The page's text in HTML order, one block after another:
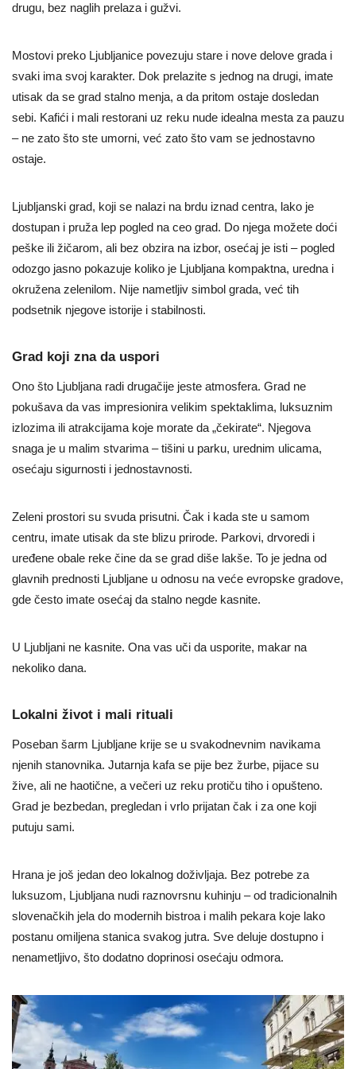
drugu, bez naglih prelaza i gužvi.
Mostovi preko Ljubljanice povezuju stare i nove delove grada i
svaki ima svoj karakter. Dok prelazite s jednog na drugi, imate
utisak da se grad stalno menja, a da pritom ostaje dosledan
sebi. Kafići i mali restorani uz reku nude idealna mesta za pauzu
– ne zato što ste umorni, već zato što vam se jednostavno
ostaje.
Ljubljanski grad, koji se nalazi na brdu iznad centra, lako je
dostupan i pruža lep pogled na ceo grad. Do njega možete doći
peške ili žičarom, ali bez obzira na izbor, osećaj je isti – pogled
odozgo jasno pokazuje koliko je Ljubljana kompaktna, uredna i
okružena zelenilom. Nije nametljiv simbol grada, već tih
podsetnik njegove istorije i stabilnosti.
Grad koji zna da uspori
Ono što Ljubljana radi drugačije jeste atmosfera. Grad ne
pokušava da vas impresionira velikim spektaklima, luksuznim
izlozima ili atrakcijama koje morate da „čekirate“. Njegova
snaga je u malim stvarima – tišini u parku, urednim ulicama,
osećaju sigurnosti i jednostavnosti.
Zeleni prostori su svuda prisutni. Čak i kada ste u samom
centru, imate utisak da ste blizu prirode. Parkovi, drvoredi i
uređene obale reke čine da se grad diše lakše. To je jedna od
glavnih prednosti Ljubljane u odnosu na veće evropske gradove,
gde često imate osećaj da stalno negde kasnite.
U Ljubljani ne kasnite. Ona vas uči da usporite, makar na
nekoliko dana.
Lokalni život i mali rituali
Poseban šarm Ljubljane krije se u svakodnevnim navikama
njenih stanovnika. Jutarnja kafa se pije bez žurbe, pijace su
žive, ali ne haotične, a večeri uz reku protiču tiho i opušteno.
Grad je bezbedan, pregledan i vrlo prijatan čak i za one koji
putuju sami.
Hrana je još jedan deo lokalnog doživljaja. Bez potrebe za
luksuzom, Ljubljana nudi raznovrsnu kuhinju – od tradicionalnih
slovenačkih jela do modernih bistroa i malih pekara koje lako
postanu omiljena stanica svakog jutra. Sve deluje dostupno i
nenametljivo, što dodatno doprinosi osećaju odmora.